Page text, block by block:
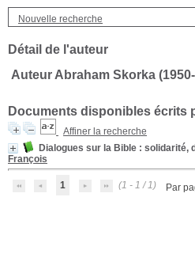
Nouvelle recherche
Détail de l'auteur
Auteur Abraham Skorka
Documents disponibles écrits
Affiner la recherche
Dialogues sur la Bible : solidarité,
François
1 (1 - 1 / 1) Par